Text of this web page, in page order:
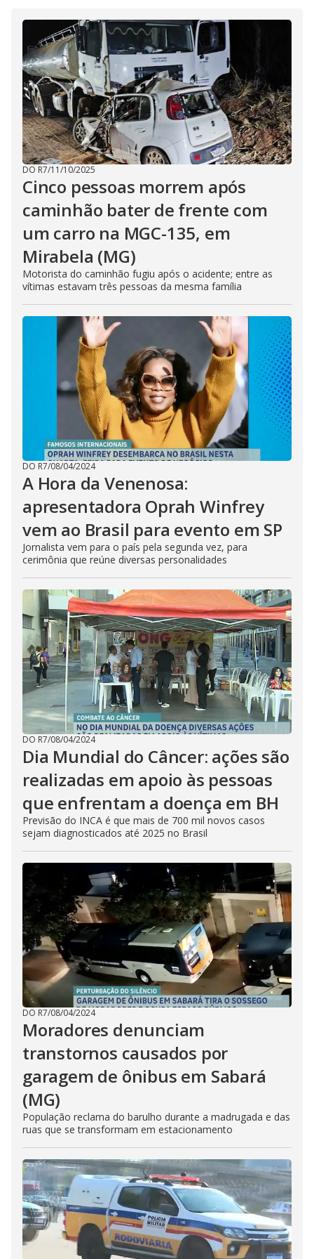
V
i
d
e
o
DO R7/11/10/2025
Cinco pessoas morrem após
caminhão bater de frente com
um carro na MGC-135, em
Mirabela (MG)
Motorista do caminhão fugiu após o acidente; entre as
vítimas estavam três pessoas da mesma família
DO R7/08/04/2024
A Hora da Venenosa:
apresentadora Oprah Winfrey
vem ao Brasil para evento em SP
Jornalista vem para o país pela segunda vez, para
cerimônia que reúne diversas personalidades
DO R7/08/04/2024
Dia Mundial do Câncer: ações são
realizadas em apoio às pessoas
que enfrentam a doença em BH
Previsão do INCA é que mais de 700 mil novos casos
sejam diagnosticados até 2025 no Brasil
DO R7/08/04/2024
Moradores denunciam
transtornos causados por
garagem de ônibus em Sabará
(MG)
População reclama do barulho durante a madrugada e das
ruas que se transformam em estacionamento